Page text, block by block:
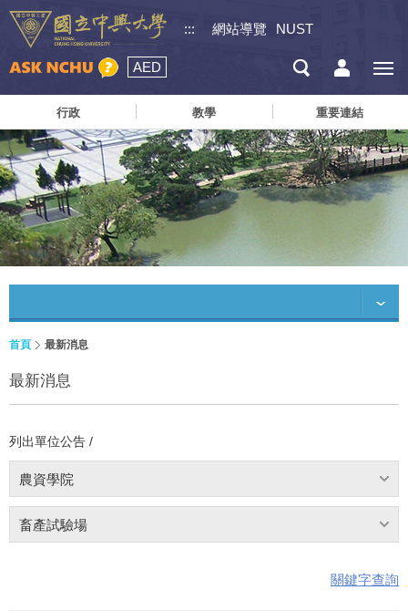
::: 網站導覽 NUST
AED
行政 教學 重要連結
首頁 最新消息
最新消息
列出單位公告 /
農資學院
畜產試驗場
關鍵字查詢